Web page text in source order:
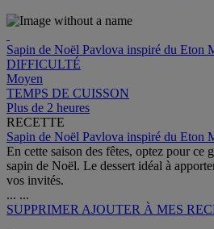
Sapin de Noël Pavlova inspiré du Eton
DIFFICULTÉ
Moyen
TEMPS DE CUISSON
Plus de 2 heures
RECETTE
Sapin de Noël Pavlova inspiré du Eton
En cette saison des fêtes, optez pour ce
sapin de Noël. Le dessert idéal à
vos invités.
... ...
SUPPRIMER AJOUTER À MES